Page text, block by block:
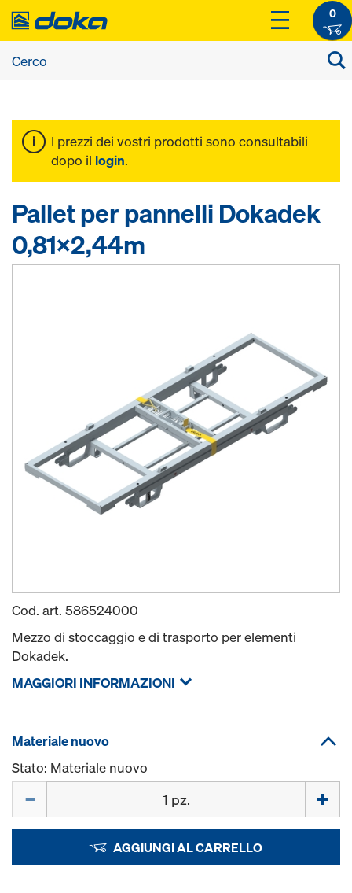
0
I prezzi dei vostri prodotti sono consultabili
dopo il login.
Pallet per pannelli Dokadek
0,81x2,44m
Cod. art. 586524000
Mezzo di stoccaggio e di trasporto per elementi
Dokadek.
MAGGIORI INFORMAZIONI
Materiale nuovo
Stato: Materiale nuovo
AGGIUNGI AL CARRELLO